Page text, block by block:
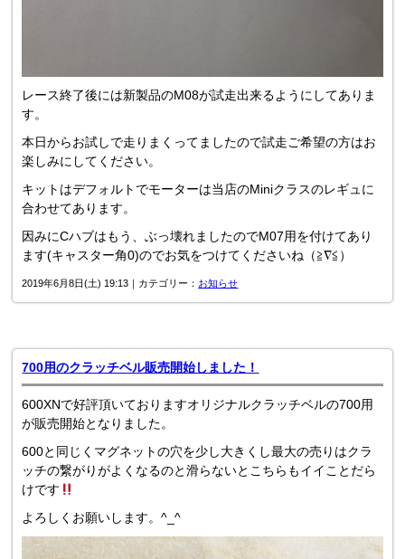
レース終了後には新製品のM08が試走出来るようにしてありま
す。
本日からお試しで走りまくってましたので試走ご希望の方はお
楽しみにしてください。
キットはデフォルトでモーターは当店のMiniクラスのレギュに
合わせてあります。
因みにCハブはもう、ぶっ壊れましたのでM07用を付けてあり
ます(キャスター角0)のでお気をつけてくださいね（≧∇≦）
2019年6月8日(土) 19:13｜カテゴリー： お知らせ
700用のクラッチベル販売開始しました！
600XNで好評頂いておりますオリジナルクラッチベルの700用
が販売開始となりました。
600と同じくマグネットの穴を少し大きくし最大の売りはクラ
ッチの繋がりがよくなるのと滑らないとこちらもイイことだら
けです
よろしくお願いします。^_^